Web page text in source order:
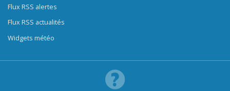
Flux RSS alertes
Flux RSS actualités
Widgets météo